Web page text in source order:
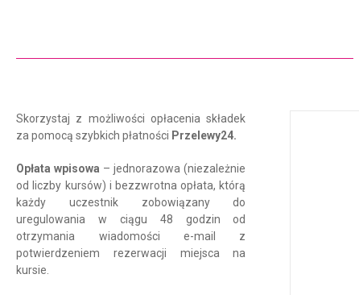
Skorzystaj z możliwości opłacenia składek
za pomocą szybkich płatności Przelewy24.
Opłata wpisowa –jednorazowa (niezależnie
od liczby kursów) i bezzwrotna opłata, którą
każdy uczestnik zobowiązany do
uregulowania w ciągu 48 godzin od
otrzymania wiadomości e-mail z
potwierdzeniem rezerwacji miejsca na
kursie.